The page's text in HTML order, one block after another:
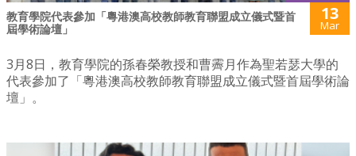
教育學院代表參加「粵港澳高校教師教育聯盟成立儀式暨首
屆學術論壇」
13
Mar
3月8日，教育學院的孫春榮教授和曹霽月作為聖若瑟大學的
代表參加了「粵港澳高校教師教育聯盟成立儀式暨首屆學術論
壇」。